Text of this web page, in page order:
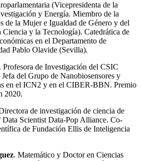
(Vicepresidenta de la
y Energía. Miembro de la
de la Mujer e Igualdad de Género y del
Ciencia y la Tecnología). Catedrática de
en el Departamento de
Pablo Olavide (Sevilla).
. Profesora de Investigación del CSIC
del Grupo de Nanobiosensores y
en el ICN2 y en el CIBER-BBN. Premio
2020.
de investigación de ciencia de
Scientist Data-Pop Alliance. Co-
de Fundación Ellis de Inteligencia
. Matemático y Doctor en Ciencias